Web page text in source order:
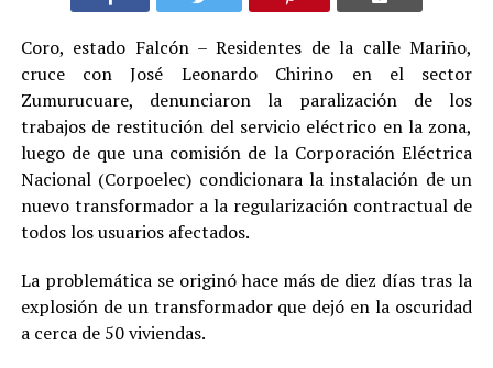
Coro, estado Falcón – Residentes de la calle Mariño,
cruce con José Leonardo Chirino en el sector
Zumurucuare, denunciaron la paralización de los
trabajos de restitución del servicio eléctrico en la zona,
luego de que una comisión de la Corporación Eléctrica
Nacional (Corpoelec) condicionara la instalación de un
nuevo transformador a la regularización contractual de
todos los usuarios afectados.
La problemática se originó hace más de diez días tras la
explosión de un transformador que dejó en la oscuridad
a cerca de 50 viviendas.